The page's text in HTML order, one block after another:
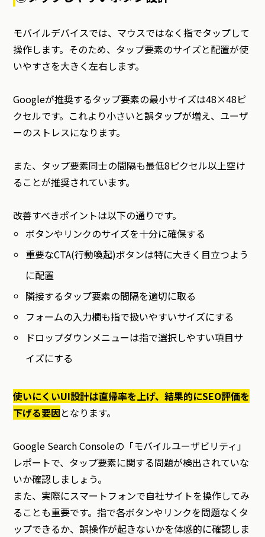
モバイルデバイスでは、マウスではなく指でタップして
操作します。そのため、タップ要素のサイズと配置が使
いやすさを大きく左右します。
Googleが推奨するタップ要素の最小サイズは48×48ピ
クセルです。これより小さいと誤タップが増え、ユーザ
ーのストレスになります。
また、タップ要素同士の間隔も最低8ピクセル以上空け
ることが推奨されています。
改善すべきポイントは以下の通りです。
ボタンやリンクのサイズを十分に確保する
重要なCTA(行動喚起)ボタンは特に大きく目立つよう
に配置
隣接するタップ要素の間隔を適切に取る
フォームの入力欄も指で扱いやすいサイズにする
ドロップダウンメニューは指で選択しやすい項目サ
イズにする
使いにくいUI設計は直帰率を上げ、結果的にSEO評価を
下げる要因となります。
Google Search Consoleの「モバイルユーザビリティ」
レポートで、タップ要素に関する問題が検出されていな
いか確認しましょう。
また、実際にスマートフォンで自社サイトを操作してみ
ることも重要です。指で各ボタンやリンクを問題なくタ
ップできるか、誤操作が起きないかを体感的に確認しま